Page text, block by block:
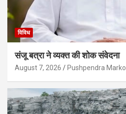
विविध
संजू बत्रा ने व्यक्त की शोक संवेदना
August 7, 2026 Pushpendra Marko